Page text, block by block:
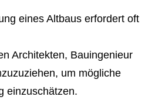
eines Altbaus erfordert oft
Architekten, Bauingenieur
um mögliche
einzuschätzen.